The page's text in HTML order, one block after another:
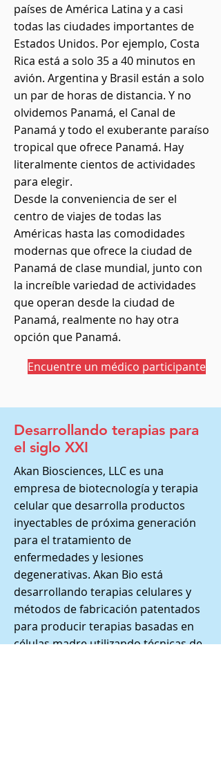
Encuentre un médico participante
países de América Latina y a casi
todas las ciudades importantes de
Estados Unidos. Por ejemplo, Costa
Rica está a solo 35 a 40 minutos en
avión. Argentina y Brasil están a solo
un par de horas de distancia. Y no
olvidemos Panamá, el Canal de
Panamá y todo el exuberante paraíso
tropical que ofrece Panamá. Hay
literalmente cientos de actividades
para elegir.
Desde la conveniencia de ser el
centro de viajes de todas las
Américas hasta las comodidades
modernas que ofrece la ciudad de
Panamá de clase mundial, junto con
la increíble variedad de actividades
que operan desde la ciudad de
Panamá, realmente no hay otra
opción que Panamá.
Desarrollando terapias para
el siglo XXI
Akan Biosciences, LLC es una
empresa de biotecnología y terapia
celular que desarrolla productos
inyectables de próxima generación
para el tratamiento de
enfermedades y lesiones
degenerativas. Akan Bio está
desarrollando terapias celulares y
métodos de fabricación patentados
para producir terapias basadas en
células madre utilizando técnicas de